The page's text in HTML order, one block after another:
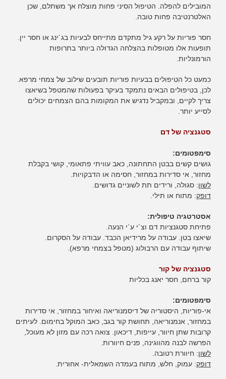
המובילים להפלה. הטיפול הסיני פחות מוצלח אך משתלם, שכן
האלטרנטיבה פחות טובה.
חסר פוריות על רקע גיל מתקדם מתייחס לבעיות בג´ינג או חסר יין.
תופעות אלו מטופלות בהצלחה הגדולה ביותר בתרופות
הורמונליות.
כמעט כל הטיפולים בבעיות פוריות תובעים שילוב של צמחי מרפא.
לכן, בטיפולים הבאים נתמקד בעיקר בפעולות שהמטפל בשיאצו
צריך לקיים, ובמקביל נדגיש את המקומות בהם הצמחים יכולים
לסייע יותר.
סטגנציה של דם
סימפטומים:
גושים קשים בבטן התחתונה, כאב עוויתי פתאומי, קושי בקבלת
מחזור, אי סדירות במחזור, חסימה או הדבקויות.
לשון: סגולה, ורידים תת לשוניים גדושים.
דופק: מתוח או תילי.
אסטרטגיה טיפולית:
פתיחת סטגנציות דם וצ´י ע´י הנעה.
שיאצו בטן. עבודה על מרידיאן הכבד. עבודה על הסקרום.
שיתוף עבודה עם הרבולוג (מטפל בצמחי מרפא).
סטגנציה של קור
קור ברחם, חסר יאנג בכליות
סימפטומים:
אי-פוריות, היסטוריה של דיסמנוריאה ואיחור במחזור, אי סדירות
במחזור, אנמנוריאה, תחושת קור בגב, כאב המוקל בחימום. לעיתים
קרובות שתן חיוור, עייפות, דיכאון. צואה רכה עם מזון לא מעוכל,
הפרשה לבנה מהווגינה, פנים חיוורות.
לשון: חיוורת רטובה.
דופק: עמוק, חלש, מתוח בעמדה השמאלית- אחורית.